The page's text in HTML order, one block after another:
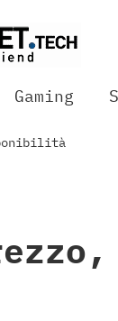
Gaming